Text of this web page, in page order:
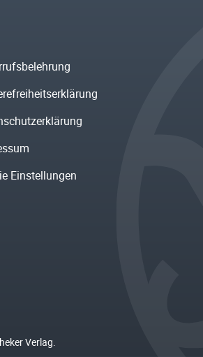
Einstellungen
Verlag.